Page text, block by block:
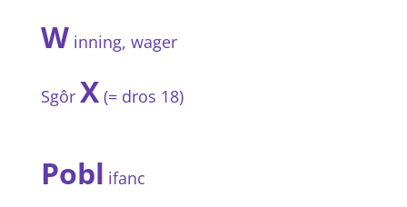
W inning, wager
Sgôr X(= dros 18)
Pobl ifanc